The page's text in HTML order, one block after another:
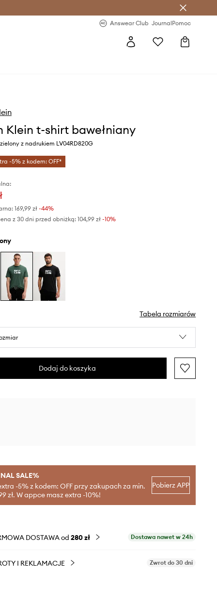
Answear Club JournalPomoc
Klein t-shirt bawełniany
z nadrukiem LV04RD820G
-5% z kodem: OFF*
169,99 zł-44%
z 30 dni przed obniżką: 104,99 zł -10%
Tabela rozmiarów
Dodaj do koszyka
SALE%
-5% z kodem: OFF przy zakupach za min.
zł. W appce masz extra -10%!
Pobierz APP
DOSTAWA od 280 zł Dostawa nawet w 24h
I REKLAMACJE Zwrot do 30 dni